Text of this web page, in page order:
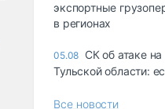
экспортные
в регионах
05.08 СК об атаке
Тульской области:
Все новости